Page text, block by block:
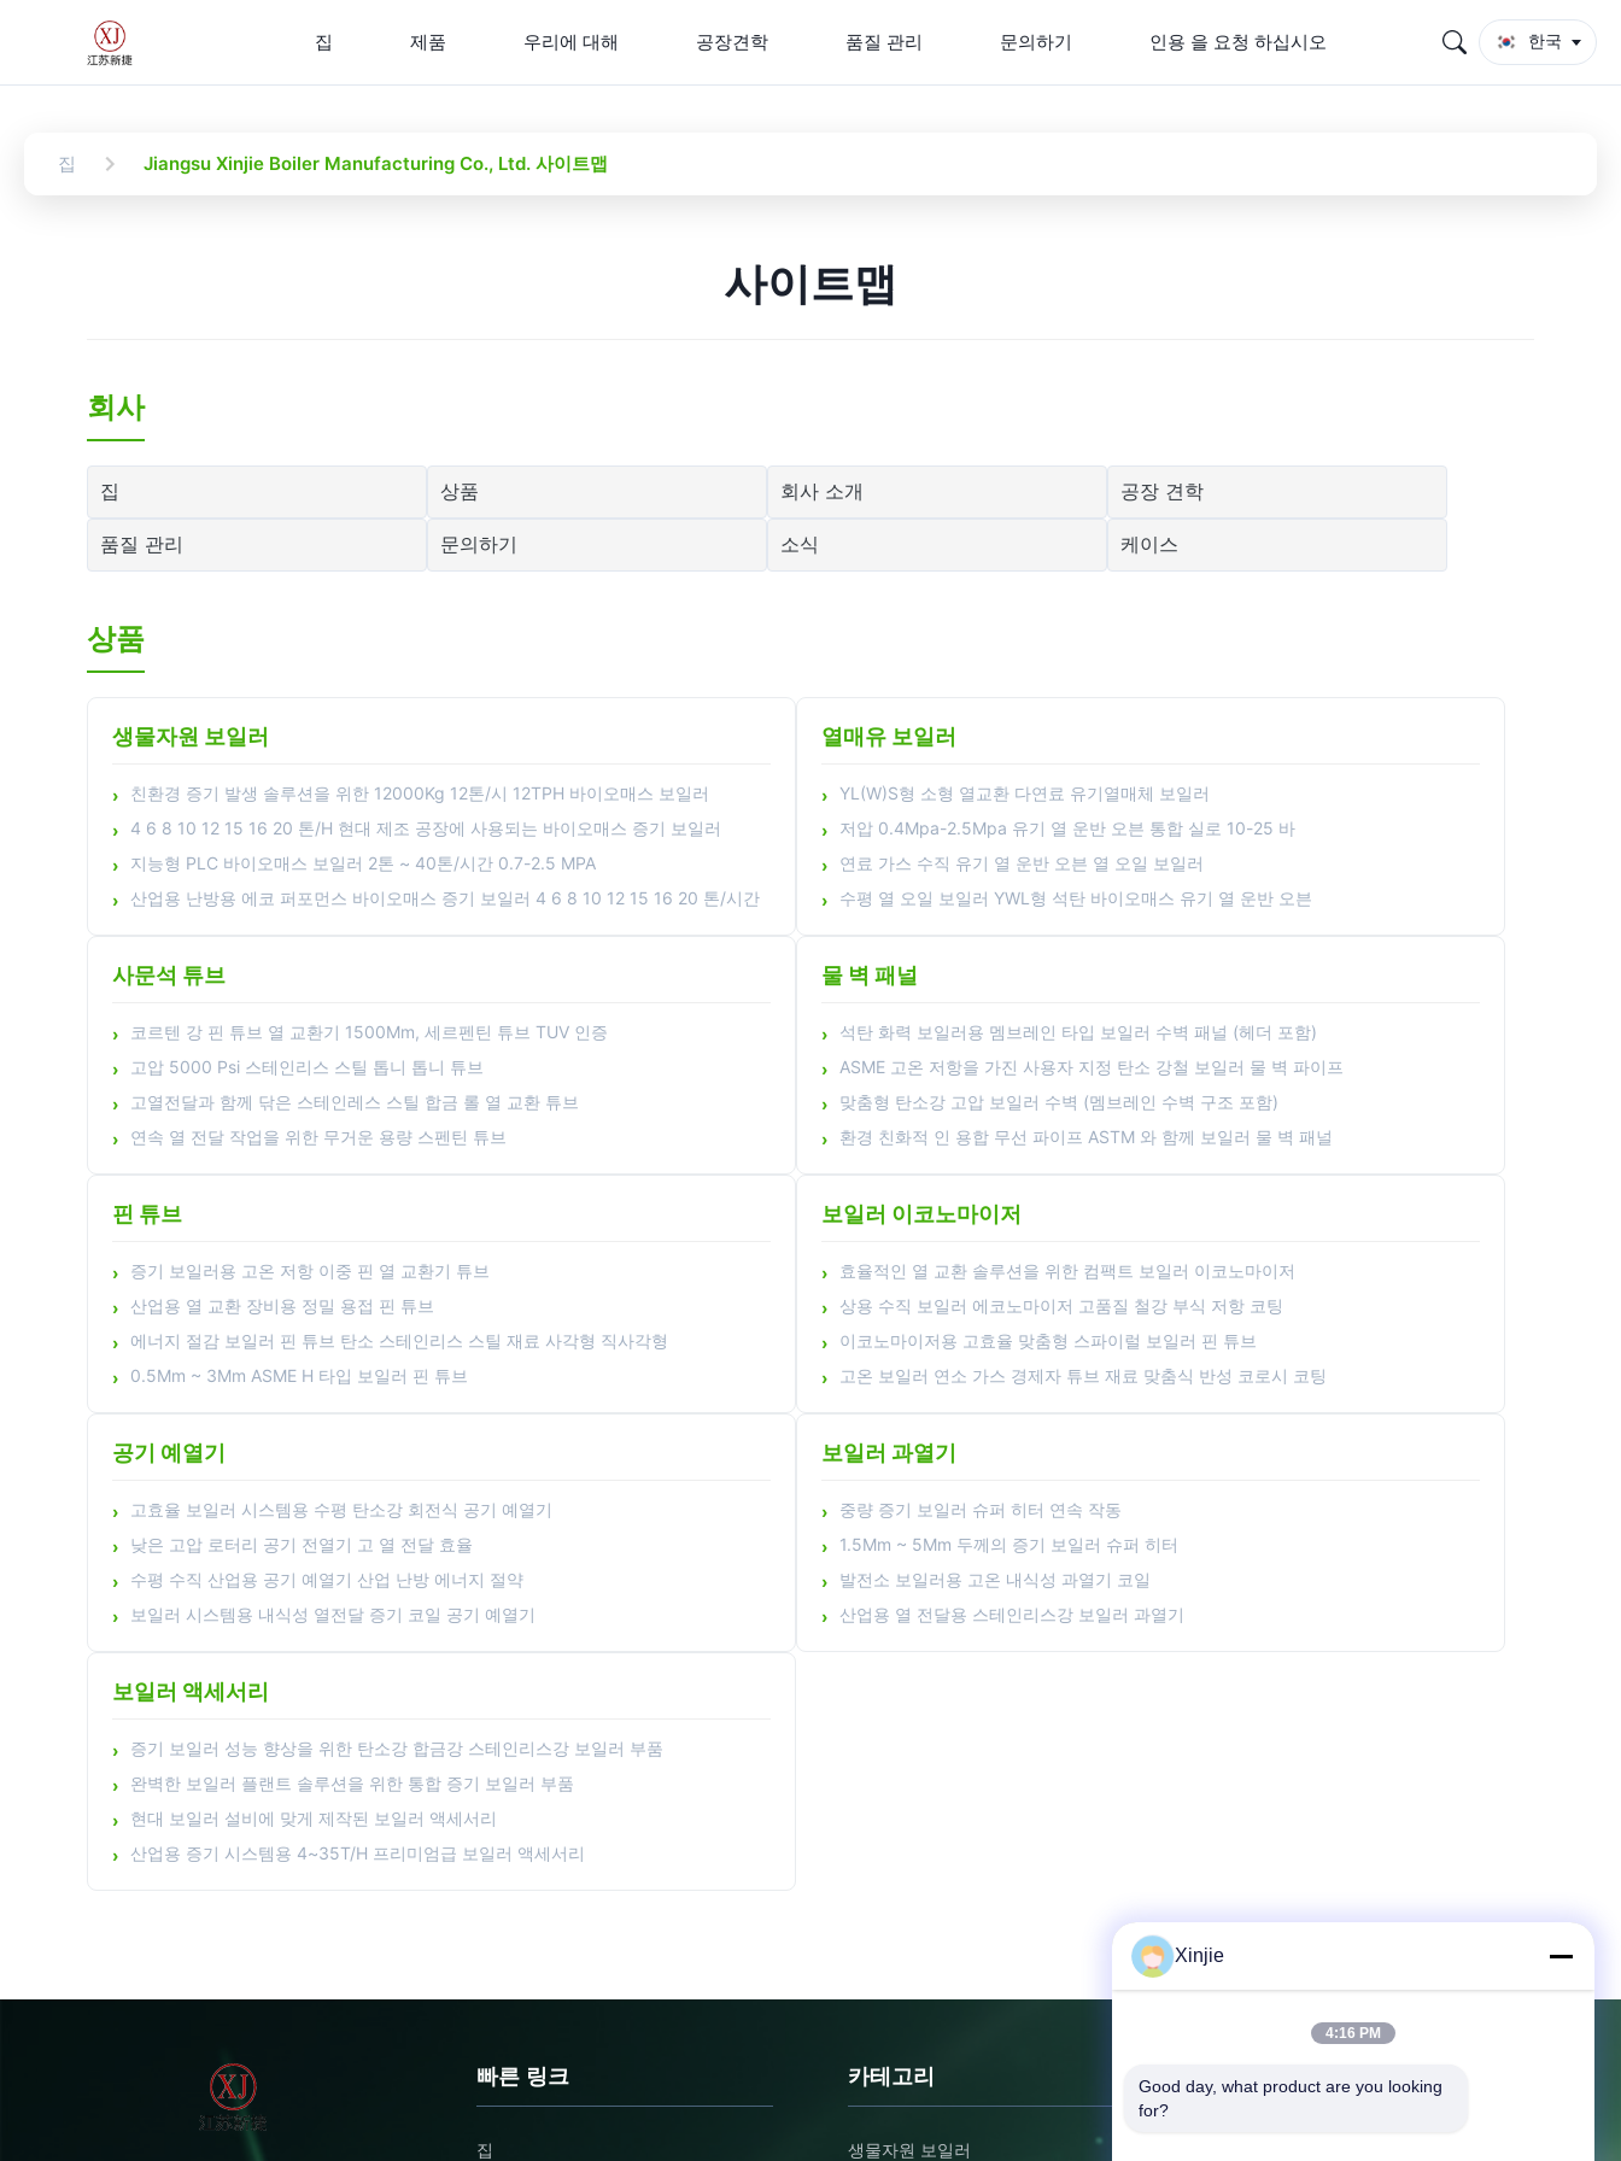
집 제품 우리에 대해 공장견학 품질 관리 문의하기 인용 을 요청 하십시오 한국
집 Jiangsu Xinjie Boiler Manufacturing Co., Ltd. 사이트맵
사이트맵
회사
집 상품 회사 소개 공장 견학
품질 관리 문의하기 소식 케이스
상품
생물자원 보일러
친환경 증기 발생 솔루션을 위한 12000Kg 12톤/시 12TPH 바이오매스 보일러
4 6 8 10 12 15 16 20 톤/H 현대 제조 공장에 사용되는 바이오매스 증기 보일러
지능형 PLC 바이오매스 보일러 2톤 ~ 40톤/시간 0.7-2.5 MPA
산업용 난방용 에코 퍼포먼스 바이오매스 증기 보일러 4 6 8 10 12 15 16 20 톤/시간
열매유 보일러
YL(W)S형 소형 열교환 다연료 유기열매체 보일러
저압 0.4Mpa-2.5Mpa 유기 열 운반 오븐 통합 실로 10-25 바
연료 가스 수직 유기 열 운반 오븐 열 오일 보일러
수평 열 오일 보일러 YWL형 석탄 바이오매스 유기 열 운반 오븐
사문석 튜브
코르텐 강 핀 튜브 열 교환기 1500Mm, 세르펜틴 튜브 TUV 인증
고압 5000 Psi 스테인리스 스틸 톱니 톱니 튜브
고열전달과 함께 닦은 스테인레스 스틸 합금 롤 열 교환 튜브
연속 열 전달 작업을 위한 무거운 용량 스펜틴 튜브
물 벽 패널
석탄 화력 보일러용 멤브레인 타입 보일러 수벽 패널 (헤더 포함)
ASME 고온 저항을 가진 사용자 지정 탄소 강철 보일러 물 벽 파이프
맞춤형 탄소강 고압 보일러 수벽 (멤브레인 수벽 구조 포함)
환경 친화적 인 용합 무선 파이프 ASTM 와 함께 보일러 물 벽 패널
핀 튜브
증기 보일러용 고온 저항 이중 핀 열 교환기 튜브
산업용 열 교환 장비용 정밀 용접 핀 튜브
에너지 절감 보일러 핀 튜브 탄소 스테인리스 스틸 재료 사각형 직사각형
0.5Mm ~ 3Mm ASME H 타입 보일러 핀 튜브
보일러 이코노마이저
효율적인 열 교환 솔루션을 위한 컴팩트 보일러 이코노마이저
상용 수직 보일러 에코노마이저 고품질 철강 부식 저항 코팅
이코노마이저용 고효율 맞춤형 스파이럴 보일러 핀 튜브
고온 보일러 연소 가스 경제자 튜브 재료 맞춤식 반성 코로시 코팅
공기 예열기
고효율 보일러 시스템용 수평 탄소강 회전식 공기 예열기
낮은 고압 로터리 공기 전열기 고 열 전달 효율
수평 수직 산업용 공기 예열기 산업 난방 에너지 절약
보일러 시스템용 내식성 열전달 증기 코일 공기 예열기
보일러 과열기
중량 증기 보일러 슈퍼 히터 연속 작동
1.5Mm ~ 5Mm 두께의 증기 보일러 슈퍼 히터
발전소 보일러용 고온 내식성 과열기 코일
산업용 열 전달용 스테인리스강 보일러 과열기
보일러 액세서리
증기 보일러 성능 향상을 위한 탄소강 합금강 스테인리스강 보일러 부품
완벽한 보일러 플랜트 솔루션을 위한 통합 증기 보일러 부품
현대 보일러 설비에 맞게 제작된 보일러 액세서리
산업용 증기 시스템용 4~35T/H 프리미엄급 보일러 액세서리
빠른 링크
집
카테고리
생물자원 보일러
문의하기
Xinjie
4:16 PM
Good day, what product are you looking
for?